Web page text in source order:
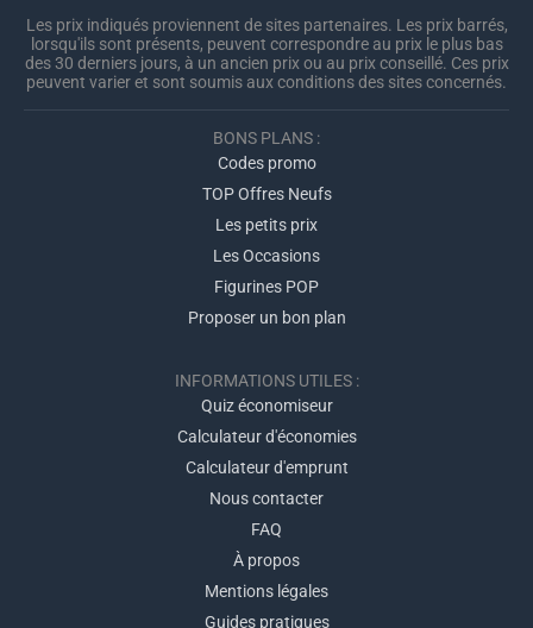
Les prix indiqués proviennent de sites partenaires. Les prix barrés,
lorsqu'ils sont présents, peuvent correspondre au prix le plus bas
des 30 derniers jours, à un ancien prix ou au prix conseillé. Ces prix
peuvent varier et sont soumis aux conditions des sites concernés.
BONS PLANS :
Codes promo
TOP Offres Neufs
Les petits prix
Les Occasions
Figurines POP
Proposer un bon plan
INFORMATIONS UTILES :
Quiz économiseur
Calculateur d'économies
Calculateur d'emprunt
Nous contacter
FAQ
À propos
Mentions légales
Guides pratiques